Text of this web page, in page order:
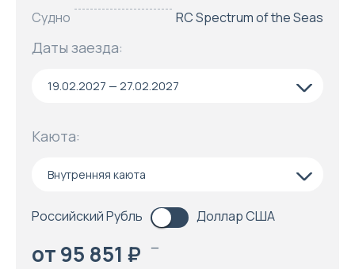
Судно
RC Spectrum of the Seas
Даты заезда:
19.02.2027 — 27.02.2027
Каюта:
Внутренняя каюта
Российский Рубль Доллар США
от 95 851 ₽ —